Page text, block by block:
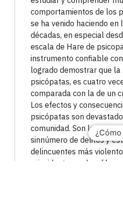
comportamientos de los
se ha venido haciendo en
décadas, en especial
escala de Hare de
instrumento confiable
logrado demostrar que la
psicópatas, es cuatro
comparada con la de un
Los efectos y
psicópatas son
comunidad. Son los
sinnúmero de delitos y
delincuentes más
reincidentes en las